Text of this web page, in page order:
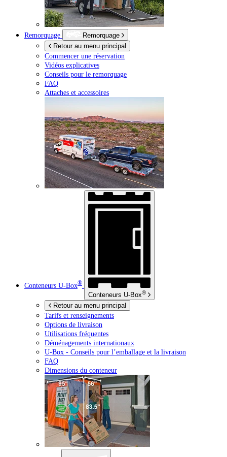
Remorquage
Remorquage
Retour au menu principal
Commencer une réservation
Vidéos explicatives
Conseils pour le remorquage
FAQ
Attaches et accessoires
Conteneurs U-Box®
Conteneurs U-Box®
Retour au menu principal
Tarifs et renseignements
Options de livraison
Utilisations fréquentes
Déménagements internationaux
U-Box - Conseils pour l’emballage et la livraison
FAQ
Dimensions du conteneur